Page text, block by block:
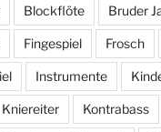
Blockflöte Bruder
Fingespiel Frosch
Instrumente
Kniereiter Kontrabass